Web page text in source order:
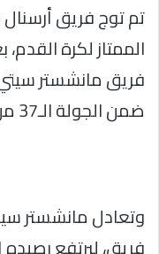
تم توج فريق أرسنال
الممتاز لكرة
فريق مانشستر سيتي
ضمن الجولة الـ37 من المسابقة.
وتعادل مانشستر